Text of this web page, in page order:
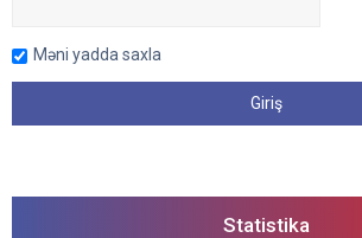
Məni yadda saxla
Statistika